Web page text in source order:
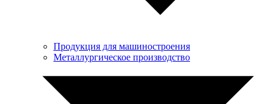
Продукция для машиностроения
Металлургическое производство